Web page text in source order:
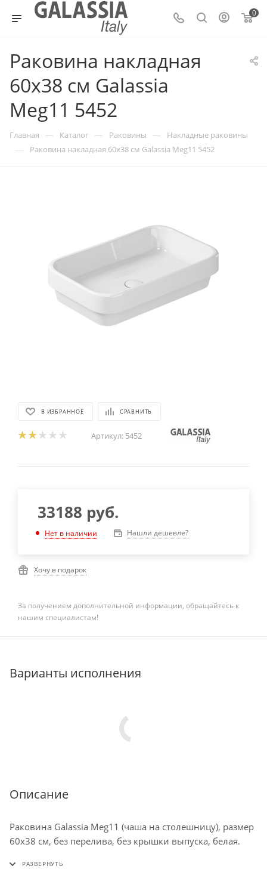
0
Раковина накладная
60х38 см Galassia
Meg11 5452
Главная — Каталог — Раковины — Накладные раковины
— Раковина накладная 60х38 см Galassia Meg11 5452
В ИЗБРАННОЕ СРАВНИТЬ
Артикул: 5452
33188 руб.
Нет в наличии Нашли дешевле?
Хочу в подарок
За получением дополнительной информации, обращайтесь к
нашим специалистам!
Варианты исполнения
Описание
Раковина Galassia Meg11 (чаша на столешницу), размер
60х38 см, без перелива, без крышки выпуска, белая.